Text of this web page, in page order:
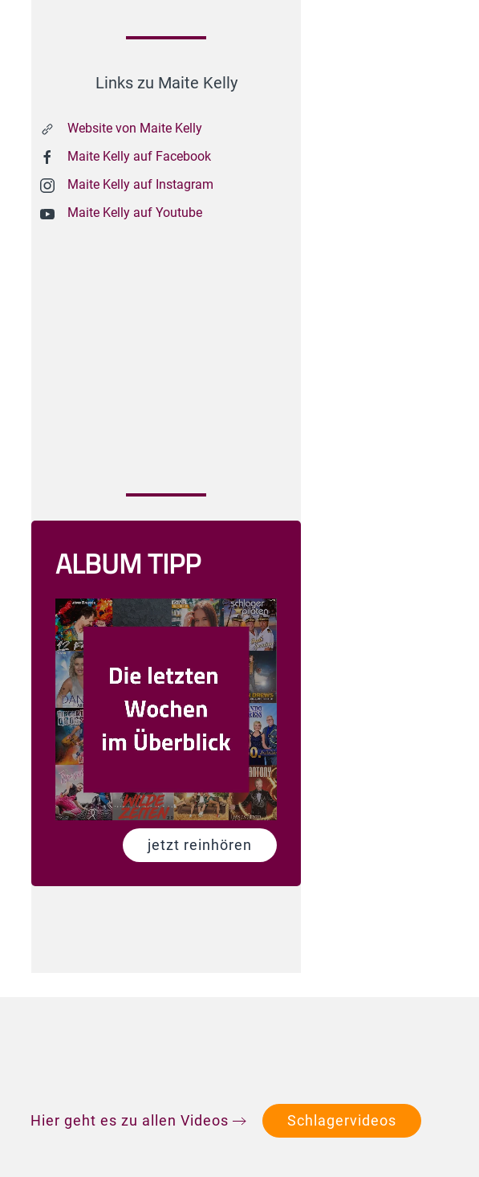
Links zu Maite Kelly
Website von Maite Kelly
Maite Kelly auf Facebook
Maite Kelly auf Instagram
Maite Kelly auf Youtube
ALBUM TIPP
jetzt reinhören
Hier geht es zu allen Videos Schlagervideos